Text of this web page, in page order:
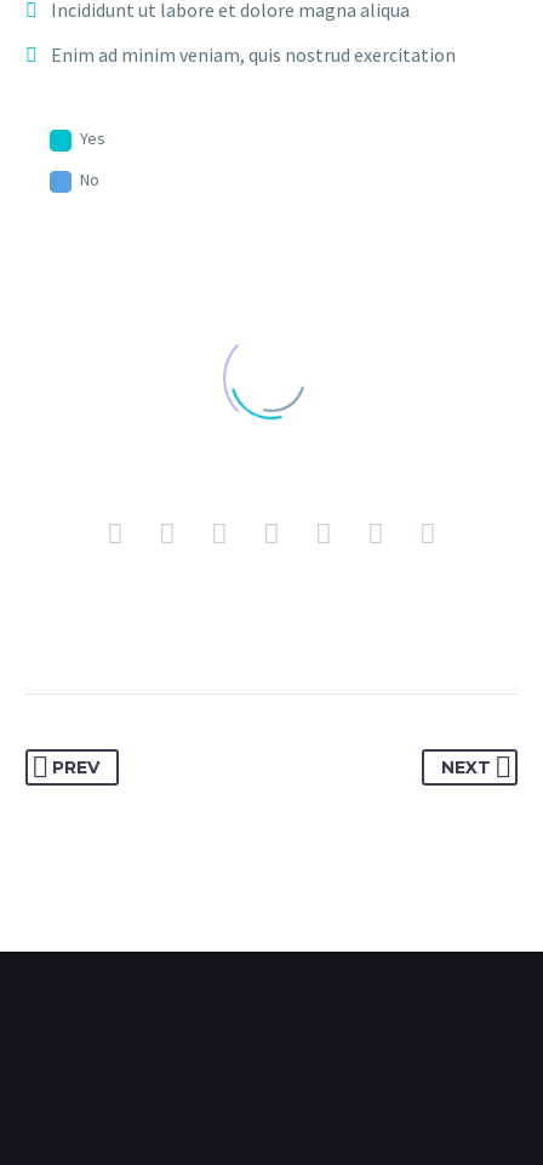
Incididunt ut labore et dolore magna aliqua
Enim ad minim veniam, quis nostrud exercitation
Yes
No
JENIFFER BURNS
clicks.
PREV NEXT